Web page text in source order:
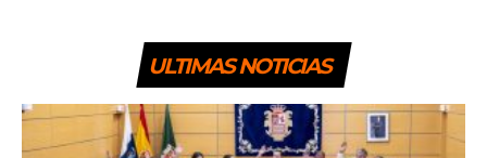
ULTIMAS NOTICIAS